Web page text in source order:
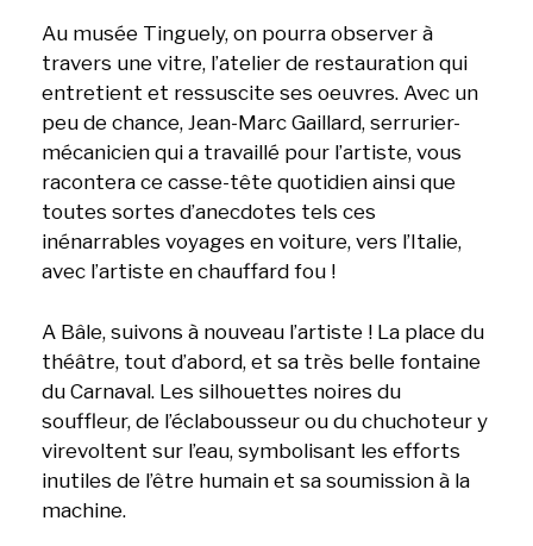
Au musée Tinguely, on pourra observer à
travers une vitre, l’atelier de restauration qui
entretient et ressuscite ses oeuvres. Avec un
peu de chance, Jean-Marc Gaillard, serrurier-
mécanicien qui a travaillé pour l’artiste, vous
racontera ce casse-tête quotidien ainsi que
toutes sortes d’anecdotes tels ces
inénarrables voyages en voiture, vers l’Italie,
avec l’artiste en chauffard fou !
A Bâle, suivons à nouveau l’artiste ! La place du
théâtre, tout d’abord, et sa très belle fontaine
du Carnaval. Les silhouettes noires du
souffleur, de l’éclabousseur ou du chuchoteur y
virevoltent sur l’eau, symbolisant les efforts
inutiles de l’être humain et sa soumission à la
machine.